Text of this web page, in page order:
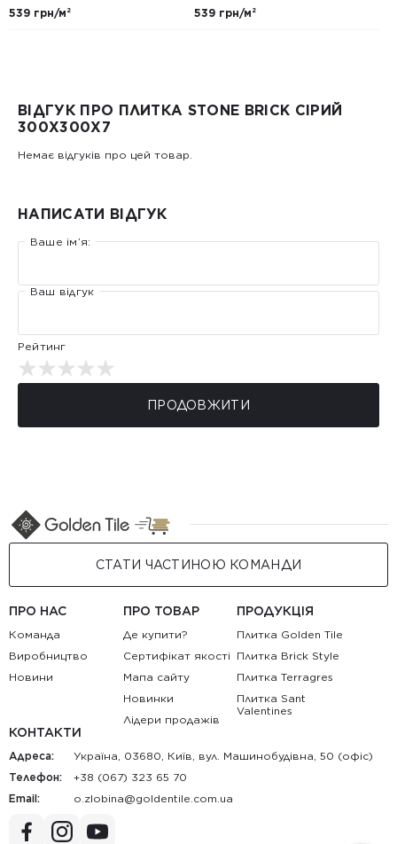
539 грн/м²
539 грн/м²
ВІДГУК ПРО ПЛИТКА STONE BRICK СІРИЙ
300Х300X7
Немає відгуків про цей товар.
НАПИСАТИ ВІДГУК
Ваше ім’я:
Ваш відгук
Рейтинг
ПРОДОВЖИТИ
СТАТИ ЧАСТИНОЮ КОМАНДИ
ПРО НАС
Команда
Виробництво
Новини
ПРО ТОВАР
Де купити?
Сертифікат якості
Мапа сайту
Новинки
Лідери продажів
ПРОДУКЦІЯ
Плитка Golden Tile
Плитка Brick Style
Плитка Terragres
Плитка Sant
Valentines
КОНТАКТИ
Адреса:
Україна, 03680, Київ, вул. Машинобудівна, 50 (офіс)
Телефон:
+38 (067) 323 65 70
Email:
au.moc.elitnedlog@anibolz.o